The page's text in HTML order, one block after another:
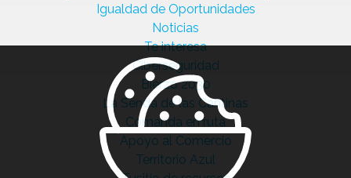
Igualdad de Oportunidades
Noticias
Te interesa
Ciberseguridad
Bierzo 2030
La Senda de las Cantinas
Comanda en ruta
Apoyo al Comercio
Territorio Azul